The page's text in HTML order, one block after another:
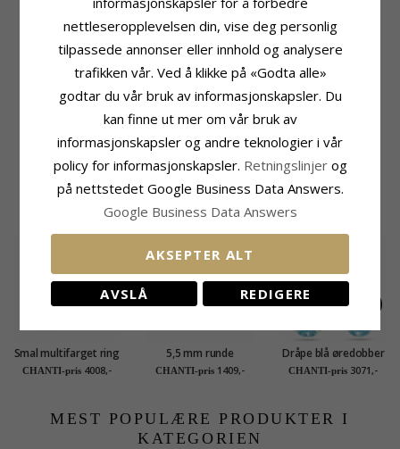
Farge:
Stein:
Ringskinne
Bredde Bunn: 1,2 mm
Tykkelse Topp:1,8 mm
Tykkelse Bunn:0,8 mm
Fatning
Diameter:
Høyde X Bredde:5,9 mm
Dybde:5,4 mm
Leveringstid
Str. På Lager:Ca. 5-10 Hverdager
KUNDER KJØPER OGSÅ
Smal multifarget ring
i 8 karat - Gold
CHANTI-pris 4008,-
5,5 mm runde
ørestikker i 9 karat
CHANTI-pris 1409,-
Dråpe blå øredobber
i 9 karat gull med
Collection
CHANTI-pris 3071,-
MEST POPULÆRE PRODUKTER I
KATEGORIEN
nettleseropplevelsen din, vise deg personlig
tilpassede annonser eller innhold og analysere
trafikken vår. Ved å klikke på «Godta alle»
godtar du vår bruk av informasjonskapsler. Du
kan finne ut mer om vår bruk av
informasjonskapsler og andre teknologier i vår
policy for informasjonskapsler. Retningslinjer og
på nettstedet Google Business Data Answers.
Google Business Data Answers
AKSEPTER ALT
AVSLÅ REDIGERE